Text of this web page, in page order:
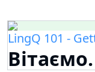
LingQ 101 -